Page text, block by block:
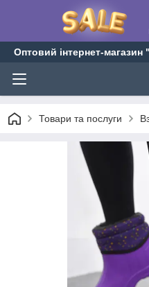
Оптовий інтернет-
Товари та послуги